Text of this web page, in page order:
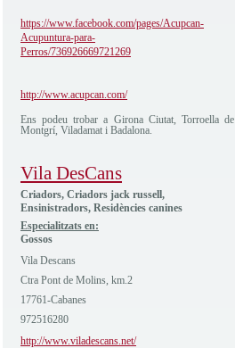
https://www.facebook.com/pages/Acupcan-
Acupuntura-para-
Perros/736926669721269
http://www.acupcan.com/
Ens podeu trobar a Girona Ciutat, Torroella de
Montgrí, Viladamat i Badalona.
Vila DesCans
Criadors, Criadors jack russell,
Ensinistradors, Residències canines
Especialitzats en:
Gossos
Vila Descans
Ctra Pont de Molins, km.2
17761-Cabanes
972516280
http://www.viladescans.net/